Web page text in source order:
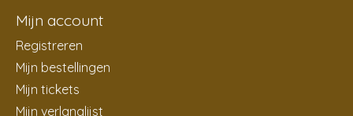
Mijn account
Registreren
Mijn bestellingen
Mijn tickets
Mijn verlanglijst